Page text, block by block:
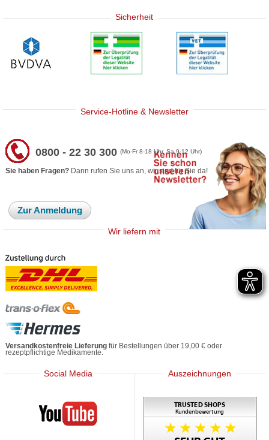
Sicherheit
Service-Hotline & Newsletter
0800 - 22 30 300(Mo-Fr 8-18 Uhr, Sa 9-12 Uhr)
Sie haben Fragen? Dann rufen Sie uns an, wir sind für Sie da!
Zur Anmeldung
Wir liefern mit
Versandkostenfreie Lieferung für Bestellungen über 19,00 € oder
rezeptpflichtige Medikamente.
Social Media
Mediherz
Auszeichnungen